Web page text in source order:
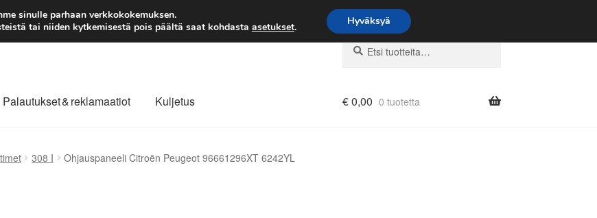
TOIMITUS alkaen 7 EUR
Etsi:
Haku
Palautukset & reklamaatiot Kuljetus €0,00 0 tuotetta
308 I Ohjauspaneeli Citroën Peugeot 96661296XT 6242YL
sinulle parhaan verkkokokemuksen.
tai niiden kytkemisestä pois päältä saat kohdasta asetukset. Hyväksyä